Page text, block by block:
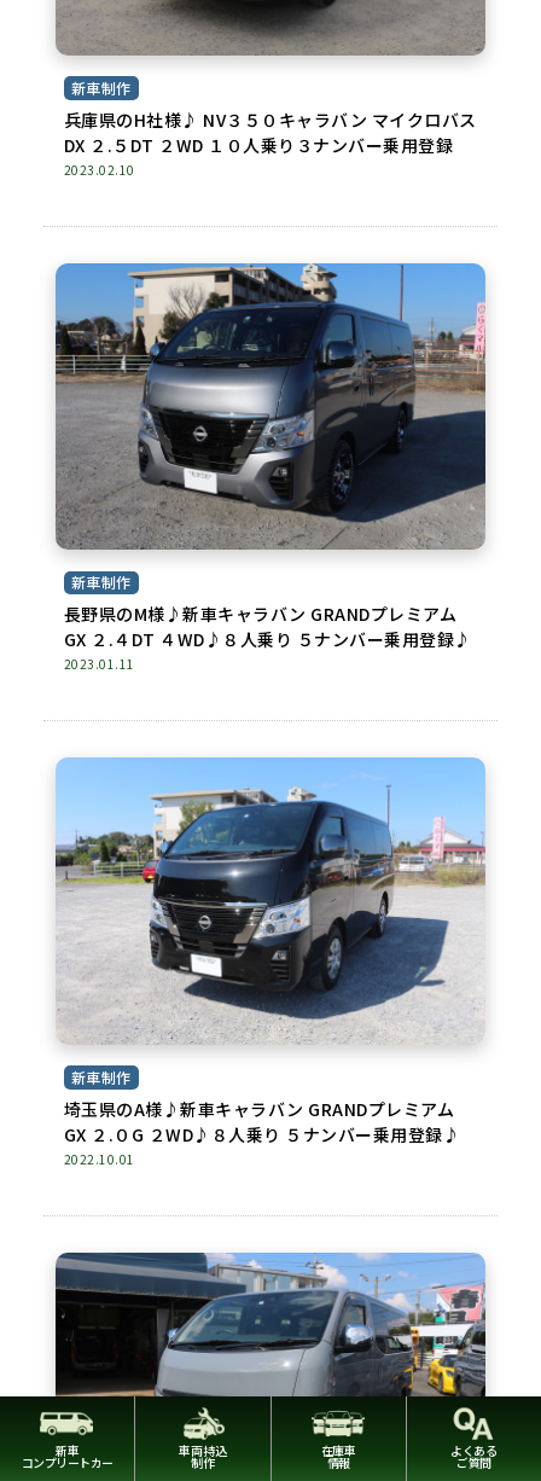
新車制作
兵庫県のH社様♪ NV３５０キャラバン マイクロバス
DX ２.５DT ２WD １０人乗り３ナンバー乗用登録
2023.02.10
新車制作
長野県のM様♪新車キャラバン GRANDプレミアム
GX ２.４DT ４WD♪８人乗り ５ナンバー乗用登録♪
2023.01.11
新車制作
埼玉県のA様♪新車キャラバン GRANDプレミアム
GX ２.０G ２WD♪８人乗り ５ナンバー乗用登録♪
2022.10.01
新車
コンプリートカー
車両持込
制作
在庫車
情報
よくある
ご質問